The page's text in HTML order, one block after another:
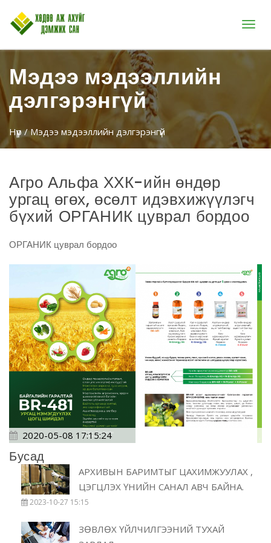
Цэс
Мэдээ мэдээллийн
дэлгэрэнгүй
Нүүр/ Мэдээ мэдээллийн дэлгэрэнгүй
Агро Альфа ХХК-ийн өндөр
ургац өгөх, өсөлт идэвхижүүлэгч
бүхий ОРГАНИК цуврал бордоо
ОРГАНИК цуврал бордоо
2020-05-08 17:15:24
Бусад
АРХИВЫН БАРИМТЫГ ЦАХИМЖУУЛАХ ,
ЦЭГЦЛЭХ ҮНИЙН САНАЛ АВЧ БАЙНА.
2023-10-27 15:15
ЗӨВЛӨХ ҮЙЛЧИЛГЭЭНИЙ ТУХАЙ